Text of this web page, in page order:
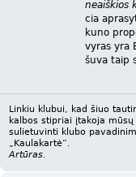
neaiškios
cia
kuno
vyras yra
šuva taip
Linkiu klubui, kad šiuo
kalbos stipriai įtakoja
sulietuvinti klubo
„Kaulakartė“.
Artūras.